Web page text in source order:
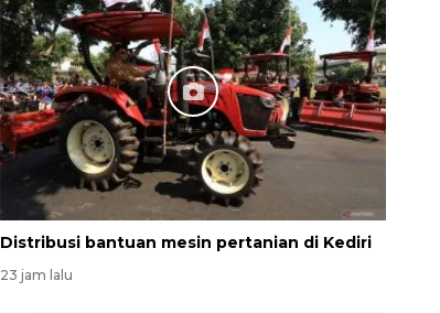
Distribusi bantuan mesin pertanian di Kediri
23 jam lalu
Memberantas kejahatan
jalanan Jakarta
2026-08-05 18:00:00